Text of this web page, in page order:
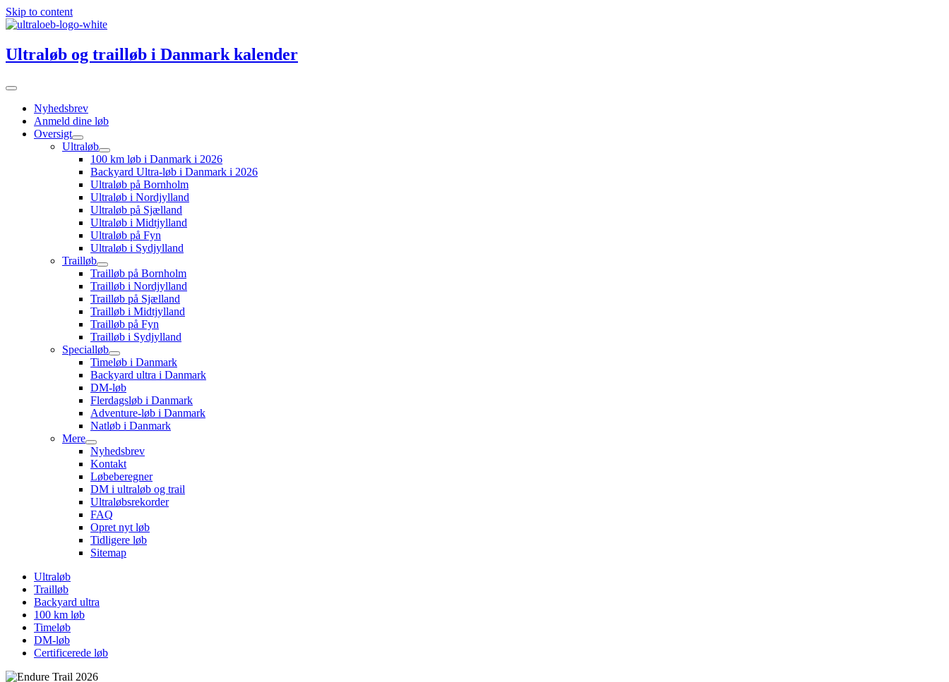
Skip to content
Ultraløb og trailløb i Danmark kalender
Nyhedsbrev
Anmeld dine løb
Oversigt
Ultraløb
100 km løb i Danmark i 2026
Backyard Ultra-løb i Danmark i 2026
Ultraløb på Bornholm
Ultraløb i Nordjylland
Ultraløb på Sjælland
Ultraløb i Midtjylland
Ultraløb på Fyn
Ultraløb i Sydjylland
Trailløb
Trailløb på Bornholm
Trailløb i Nordjylland
Trailløb på Sjælland
Trailløb i Midtjylland
Trailløb på Fyn
Trailløb i Sydjylland
Specialløb
Timeløb i Danmark
Backyard ultra i Danmark
DM-løb
Flerdagsløb i Danmark
Adventure-løb i Danmark
Natløb i Danmark
Mere
Nyhedsbrev
Kontakt
Løbeberegner
DM i ultraløb og trail
Ultraløbsrekorder
FAQ
Opret nyt løb
Tidligere løb
Sitemap
Ultraløb
Trailløb
Backyard ultra
100 km løb
Timeløb
DM-løb
Certificerede løb